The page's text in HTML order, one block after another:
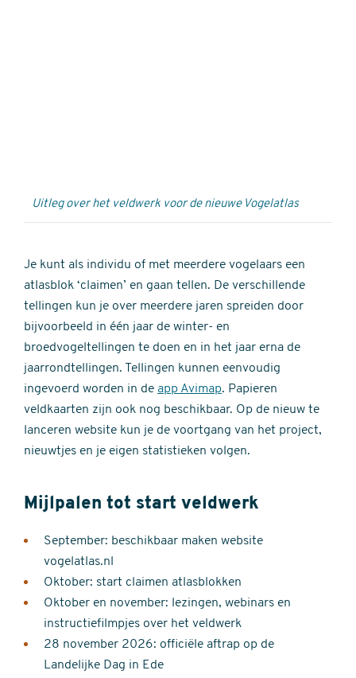
Uitleg over het veldwerk voor de nieuwe Vogelatlas
Je kunt als individu of met meerdere vogelaars een
atlasblok ‘claimen’ en gaan tellen. De verschillende
tellingen kun je over meerdere jaren spreiden door
bijvoorbeeld in één jaar de winter- en
broedvogeltellingen te doen en in het jaar erna de
jaarrondtellingen. Tellingen kunnen eenvoudig
ingevoerd worden in de app Avimap. Papieren
veldkaarten zijn ook nog beschikbaar. Op de nieuw te
lanceren website kun je de voortgang van het project,
nieuwtjes en je eigen statistieken volgen.
Mijlpalen tot start veldwerk
September: beschikbaar maken website
vogelatlas.nl
Oktober: start claimen atlasblokken
Oktober en november: lezingen, webinars en
instructiefilmpjes over het veldwerk
28 november 2026: officiële aftrap op de
Landelijke Dag in Ede